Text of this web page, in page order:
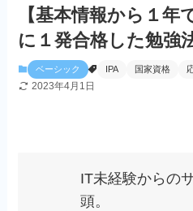
【基本情報から１年
に１発合格した勉強
ベーシック IPA 国家資格
2023年4月1日
IT未経験からの
頭。